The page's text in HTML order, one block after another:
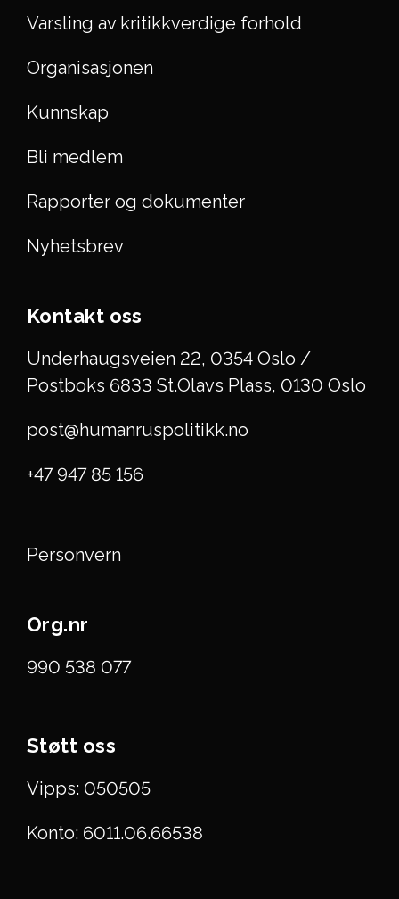
Varsling av kritikkverdige forhold
Organisasjonen
Kunnskap
Bli medlem
Rapporter og dokumenter
Nyhetsbrev
Kontakt oss
Underhaugsveien 22, 0354 Oslo /
Postboks 6833 St.Olavs Plass, 0130 Oslo
post@humanruspolitikk.no
+47 947 85 156
Personvern
Org.nr
990 538 077
Støtt oss
Vipps: 050505
Konto: 6011.06.66538